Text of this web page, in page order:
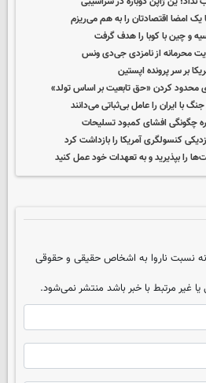
یک امضا اقتصادتان را به هم می‌ریزم
و چین با کوبا را هدف گرفت
بر سر پرونده اپستین
محدود کردن «حق تابعیت بر اساس تولد»
با ایران را عامل بی‌ثباتی می‌دانند
چگونگی افشای کمبود تسلیحات
کنسولگری آمریکا را بازداشت کرد
را بپذیرید و به تعهدات خود عمل کنید
نسبت ناروا به اشخاص حقیقی و حقوقی
یا غیر مرتبط با خبر باشد منتشر نمی‌شود.